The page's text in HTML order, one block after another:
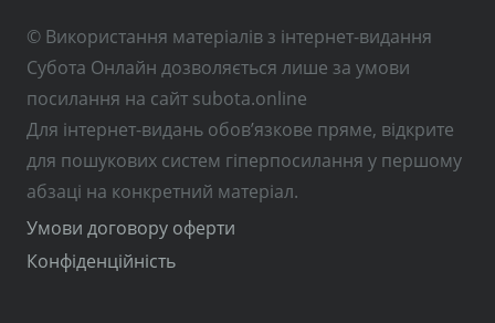
© Використання матеріалів з інтернет-видання
Субота Онлайн дозволяється лише за умови
посилання на сайт subota.online
Для інтернет-видань обов’язкове пряме, відкрите
для пошукових систем гіперпосилання у першому
абзаці на конкретний матеріал.
Умови договору оферти
Конфіденційність